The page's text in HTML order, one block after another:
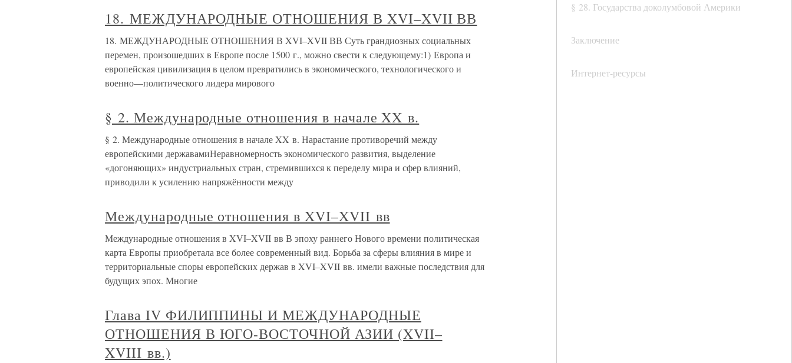
§ 28. Государства доколумбовой Америки
Заключение
Интернет-ресурсы
18. МЕЖДУНАРОДНЫЕ ОТНОШЕНИЯ В XVI–XVII ВВ
18. МЕЖДУНАРОДНЫЕ ОТНОШЕНИЯ В XVI–XVII ВВ Суть грандиозных социальных
перемен, произошедших в Европе после 1500 г., можно свести к следующему:1) Европа и
европейская цивилизация в целом превратились в экономического, технологического и
военно—политического лидера мирового
§ 2. Международные отношения в начале XX в.
§ 2. Международные отношения в начале XX в. Нарастание противоречий между
европейскими державамиНеравномерность экономического развития, выделение
«догоняющих» индустриальных стран, стремившихся к переделу мира и сфер влияний,
приводили к усилению напряжённости между
Международные отношения в XVI–XVII вв
Международные отношения в XVI–XVII вв В эпоху раннего Нового времени политическая
карта Европы приобретала все более современный вид. Борьба за сферы влияния в мире и
территориальные споры европейских держав в XVI–XVII вв. имели важные последствия для
будущих эпох. Многие
Глава IV ФИЛИППИНЫ И МЕЖДУНАРОДНЫЕ
ОТНОШЕНИЯ В ЮГО-ВОСТОЧНОЙ АЗИИ (XVII–
XVIII вв.)